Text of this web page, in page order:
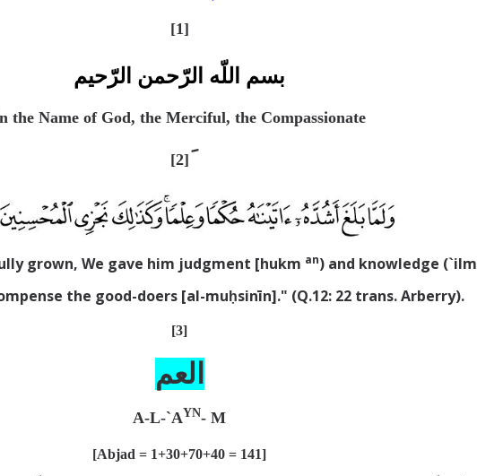
[1]
بسم اللّه الرّحمن الرّحيم
the Name of God, the Merciful, the Compassionate
[2]
grown, We gave him judgment [hukm an) and knowledge (`ilm
the good-doers [al-muḥsinīn]." (Q.12: 22 trans. Arberry).
[3]
العم
A-L-`AYN- M
[Abjad = 1+30+70+40 = 141]